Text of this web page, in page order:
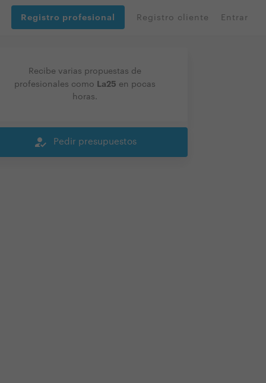
Registro profesional Registro cliente Entrar
Recibe varias propuestas de
profesionales como
La25 en pocas
horas.
how_to_reg Pedir presupuestos